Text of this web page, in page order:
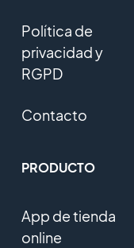
Política de
privacidad y
RGPD
Contacto
PRODUCTO
App de tienda
online